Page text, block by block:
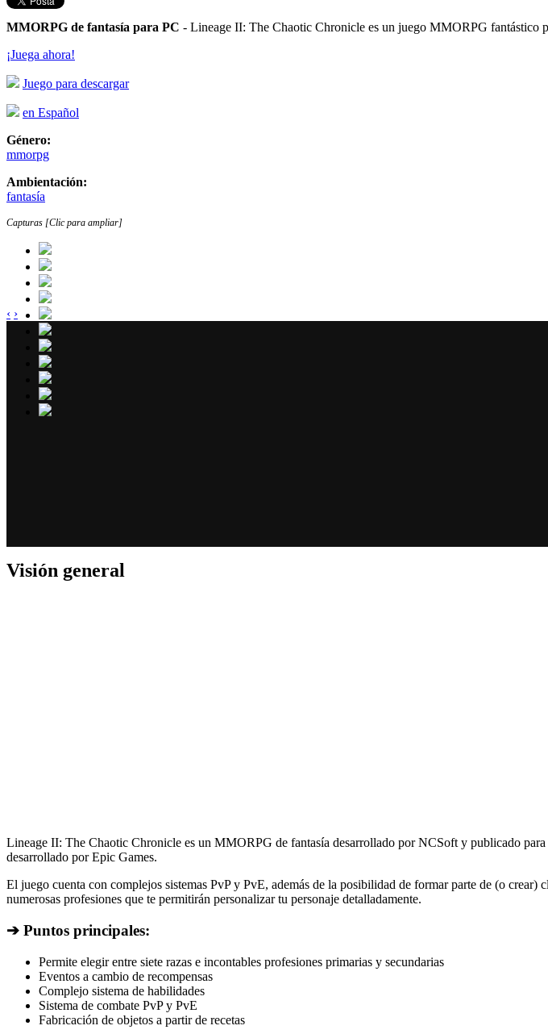
MMORPG de fantasía para PC - Lineage II: The Chaotic Chronicle es un juego MMORPG fantástico
¡Juega ahora!
Juego para descargar
en Español
Género:
mmorpg
Ambientación:
fantasía
Capturas [Clic para ampliar]
‹ ›
Visión general
Lineage II: The Chaotic Chronicle es un MMORPG de fantasía desarrollado por NCSoft y publicado
desarrollado por Epic Games.
El juego cuenta con complejos sistemas PvP y PvE, además de la posibilidad de formar parte de (o
numerosas profesiones que te permitirán personalizar tu personaje detalladamente.
➔ Puntos principales:
Permite elegir entre siete razas e incontables profesiones primarias y secundarias
Eventos a cambio de recompensas
Complejo sistema de habilidades
Sistema de combate PvP y PvE
Fabricación de objetos a partir de recetas